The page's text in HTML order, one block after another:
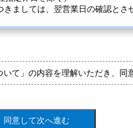
ましては、翌営業日の確認とさ
て」の内容を理解いただき、同